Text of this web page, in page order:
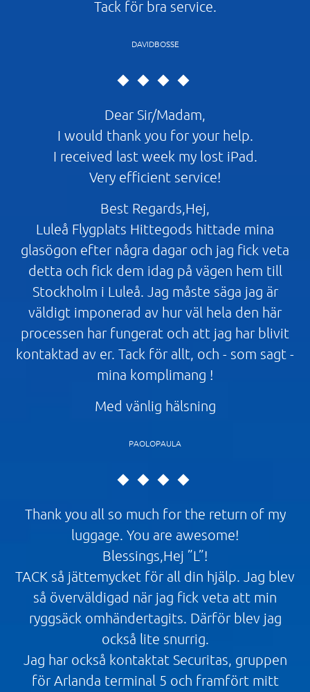
Tack för bra service.
DAVIDBOSSE
Dear Sir/Madam,
I would thank you for your help.
I received last week my lost iPad.
Very efficient service!
Best Regards,Hej,
Luleå Flygplats Hittegods hittade mina
glasögon efter några dagar och jag fick veta
detta och fick dem idag på vägen hem till
Stockholm i Luleå. Jag måste säga jag är
väldigt imponerad av hur väl hela den här
processen har fungerat och att jag har blivit
kontaktad av er. Tack för allt, och - som sagt -
mina komplimang !
Med vänlig hälsning
PAOLOPAULA
Thank you all so much for the return of my
luggage. You are awesome!
Blessings,Hej ”L”!
TACK så jättemycket för all din hjälp. Jag blev
så överväldigad när jag fick veta att min
ryggsäck omhändertagits. Därför blev jag
också lite snurrig.
Jag har också kontaktat Securitas, gruppen
för Arlanda terminal 5 och framfört mitt